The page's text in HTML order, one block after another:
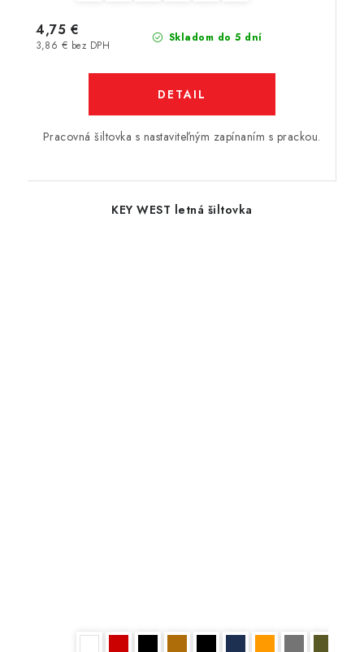
Skladom do 5 dní
3,86 € bez DPH
4,75 €
DETAIL
Pracovná šiltovka s nastaviteľným zapínaním s prackou.
KEY WEST letná šiltovka